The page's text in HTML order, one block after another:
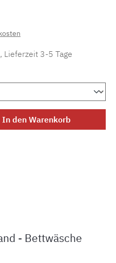
Lieferzeit 3-5 Tage
gewünschten
In den Warenkorb
- Bettwäsche